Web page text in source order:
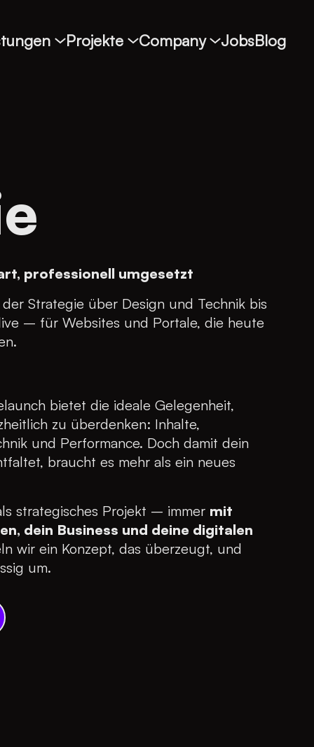
Projekte Company JobsBlog
professionell umgesetzt
Strategie über Design und Technik bis
– für Websites und Portale, die heute
bietet die ideale Gelegenheit,
zu überdenken: Inhalte,
und Performance. Doch damit dein
braucht es mehr als ein neues
strategisches Projekt – immer mit
dein Business und deine digitalen
wir ein Konzept, das überzeugt, und
um.